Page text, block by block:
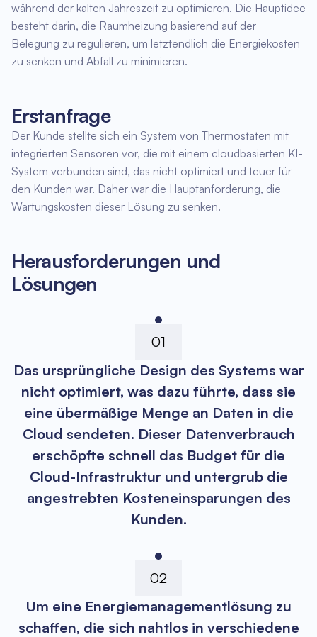
während der kalten Jahreszeit zu optimieren. Die Hauptidee
besteht darin, die Raumheizung basierend auf der
Belegung zu regulieren, um letztendlich die Energiekosten
zu senken und Abfall zu minimieren.
Erstanfrage
Der Kunde stellte sich ein System von Thermostaten mit
integrierten Sensoren vor, die mit einem cloudbasierten KI-
System verbunden sind, das nicht optimiert und teuer für
den Kunden war. Daher war die Hauptanforderung, die
Wartungskosten dieser Lösung zu senken.
Herausforderungen und
Lösungen
01
Das ursprüngliche Design des Systems war
nicht optimiert, was dazu führte, dass sie
eine übermäßige Menge an Daten in die
Cloud sendeten. Dieser Datenverbrauch
erschöpfte schnell das Budget für die
Cloud-Infrastruktur und untergrub die
angestrebten Kosteneinsparungen des
Kunden.
02
Um eine Energiemanagementlösung zu
schaffen, die sich nahtlos in verschiedene